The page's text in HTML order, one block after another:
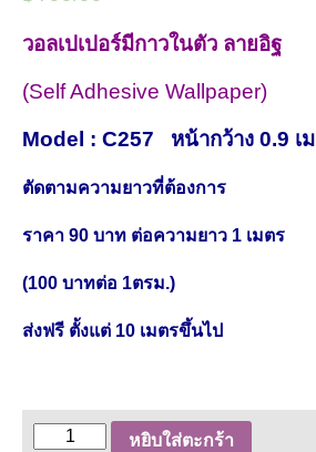
วอลเปเปอร์มีกาวในตัว ลายอิฐ
(SelfAdhesive Wallpaper)
Model : C257 หน้ากว้าง 0.9 เ
ตัดตามความยาวที่ต้องการ
ราคา 90 บาท ต่อความยาว 1 เมตร
(100 บาทต่อ 1ตรม.)
ส่งฟรี ตั้งแต่ 10 เมตรขึ้นไป
จำนวน
หยิบใส่ตะกร้า